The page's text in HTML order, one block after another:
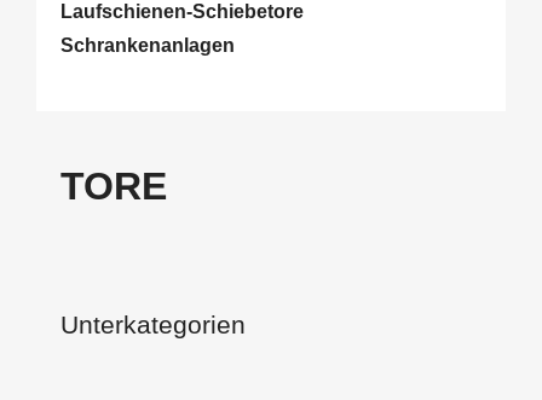
Laufschienen-Schiebetore
Schrankenanlagen
TORE
Unterkategorien